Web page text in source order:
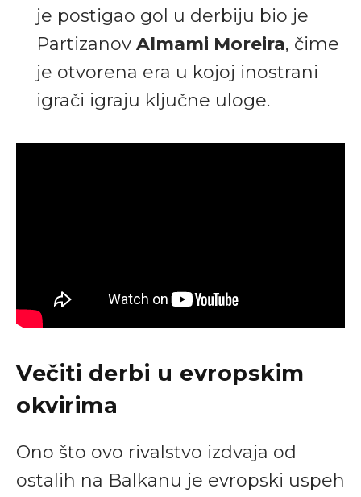
je postigao gol u derbiju bio je
Partizanov Almami Moreira, čime
je otvorena era u kojoj inostrani
igrači igraju ključne uloge.
Večiti derbi u evropskim
okvirima
Ono što ovo rivalstvo izdvaja od
ostalih na Balkanu je evropski uspeh